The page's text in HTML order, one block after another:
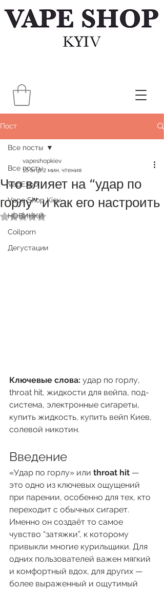
Пост
Все посты
VapExpo
Vape Shop Kiev
НОВИНКИ
Coilporn
Дегустации
Все посты
Что влияет на “удар по
горлу” и как его настроить
vapeshopkiev
16 апр.2 мин. чтения
Оценка: не число из 5 звезд.
Ключевые слова: удар по горлу,
throat hit, жидкости для вейпа, под-
система, электронные сигареты,
купить жидкость, купить вейп Киев,
солевой никотин.
Введение
«Удар по горлу» или throat hit —
это одно из ключевых ощущений
при парении, особенно для тех, кто
переходит с обычных сигарет.
Именно он создаёт то самое
чувство “затяжки”, к которому
привыкли многие курильщики. Для
одних пользователей важен мягкий
и комфортный вдох, для других —
более выраженный и ощутимый